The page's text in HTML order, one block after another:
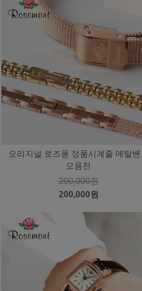
오리지널 로즈몽 정품시계줄 메탈밴
모음전
200,000원
200,000원